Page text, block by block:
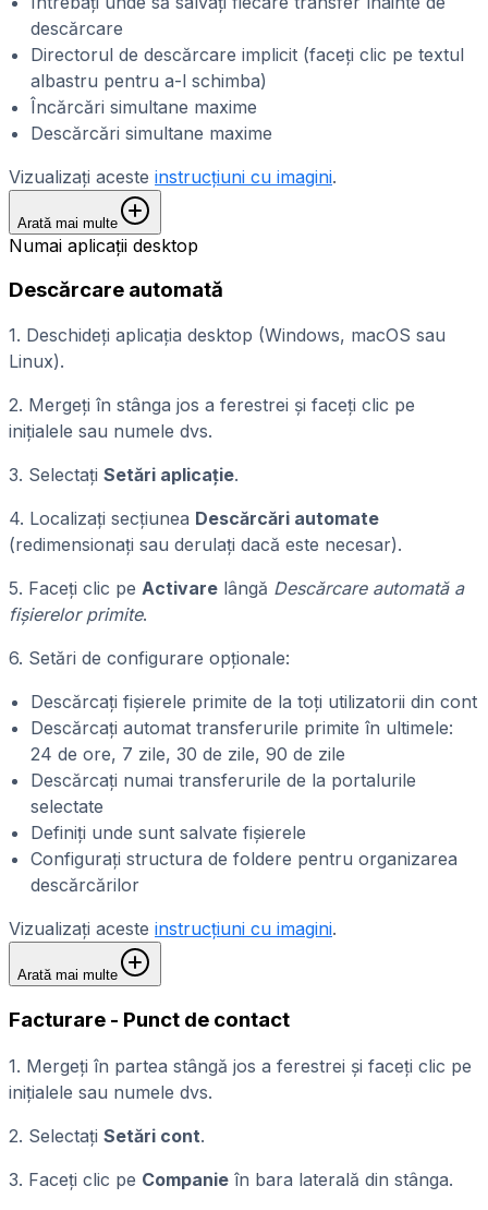
descărcare
Directorul de descărcare implicit (faceți clic pe textul
albastru pentru a-l schimba)
Încărcări simultane maxime
Descărcări simultane maxime
Vizualizați aceste instrucțiuni cu imagini.
Arată mai multe
Numai aplicații desktop
Descărcare automată
1. Deschideți aplicația desktop (Windows, macOS sau
Linux).
2. Mergeți în stânga jos a ferestrei și faceți clic pe
inițialele sau numele dvs.
3. Selectați Setări aplicație.
4. Localizați secțiunea Descărcări automate
(redimensionați sau derulați dacă este necesar).
5. Faceți clic pe Activare lângă Descărcare automată a
fișierelor primite.
6. Setări de configurare opționale:
Descărcați fișierele primite de la toți utilizatorii din cont
Descărcați automat transferurile primite în ultimele:
24 de ore, 7 zile, 30 de zile, 90 de zile
Descărcați numai transferurile de la portalurile
selectate
Definiți unde sunt salvate fișierele
Configurați structura de foldere pentru organizarea
descărcărilor
Vizualizați aceste instrucțiuni cu imagini.
Arată mai multe
Facturare - Punct de contact
1. Mergeți în partea stângă jos a ferestrei și faceți clic pe
inițialele sau numele dvs.
2. Selectați Setări cont.
3. Faceți clic pe Companie în bara laterală din stânga.